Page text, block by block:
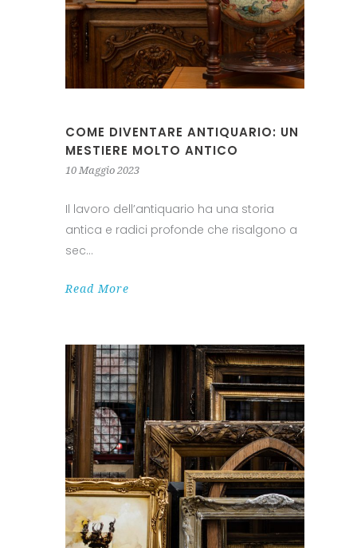
COME DIVENTARE ANTIQUARIO: UN
MESTIERE MOLTO ANTICO
10 Maggio 2023
Il lavoro dell’antiquario ha una storia
antica e radici profonde che risalgono a
sec
Read More